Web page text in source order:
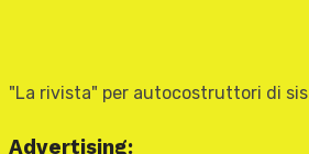
"La rivista" per autocostruttori di
Advertising: